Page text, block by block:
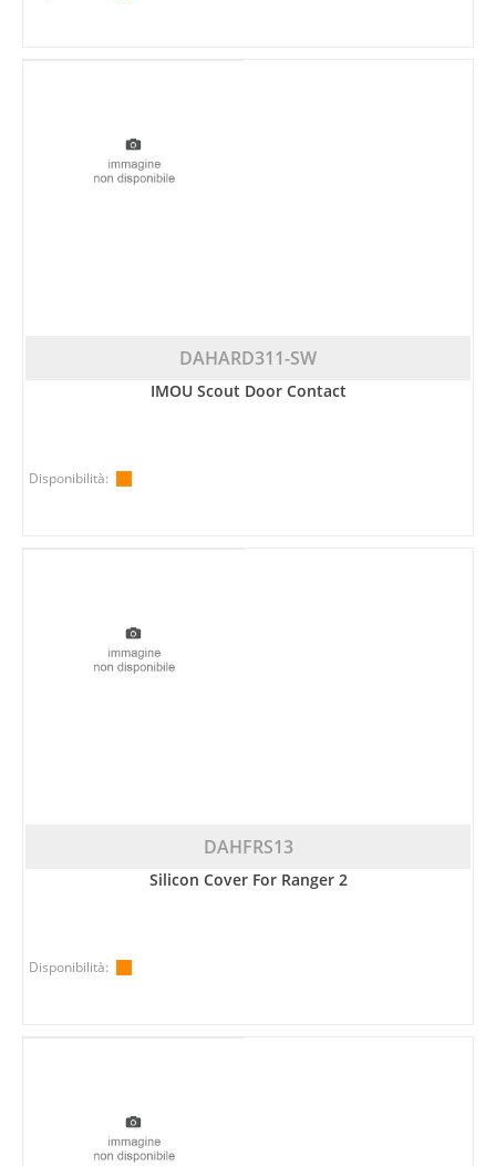
DAHARD311-SW
IMOU Scout Door Contact
Disponibilità:
DAHFRS13
Silicon Cover For Ranger 2
Disponibilità: